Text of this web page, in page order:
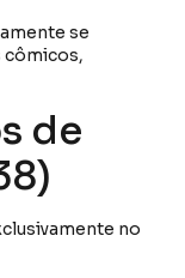
se
cômicos,
de